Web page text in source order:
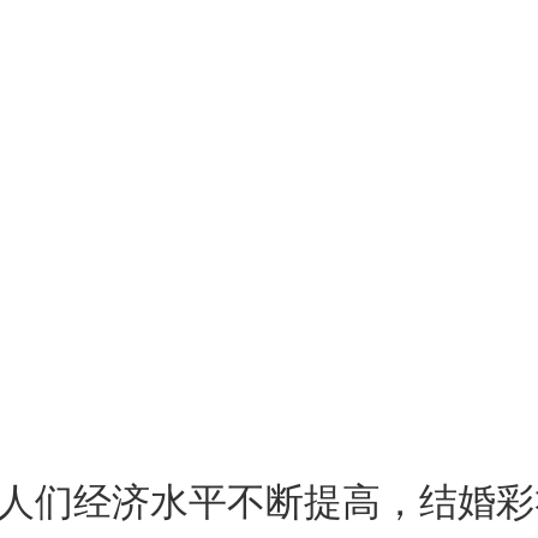
经济水平不断提高，结婚彩